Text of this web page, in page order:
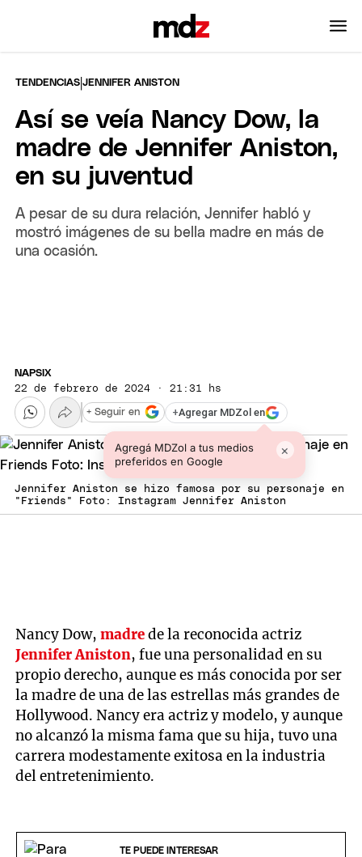
TENDENCIAS |JENNIFER ANISTON
Así se veía Nancy Dow, la
madre de Jennifer Aniston,
en su juventud
A pesar de su dura relación, Jennifer habló y
mostró imágenes de su bella madre en más de
una ocasión.
NAPSIX
22 de febrero de 2024 · 21:31 hs
+Agregar MDZol en
Agregá MDZol a tus medios
preferidos en Google
×
+ Seguir en
Jennifer Aniston se hizo famosa por su personaje en
"Friends" Foto: Instagram Jennifer Aniston
Nancy Dow,madrede la reconocida actriz
Jennifer Aniston, fue una personalidad en su
propio derecho, aunque es más conocida por ser
la madre de una de las estrellas más grandes de
Hollywood. Nancy era actriz y modelo, y aunque
no alcanzó la misma fama que su hija, tuvo una
carrera modestamente exitosa en la industria
del entretenimiento.
TE PUEDE INTERESAR